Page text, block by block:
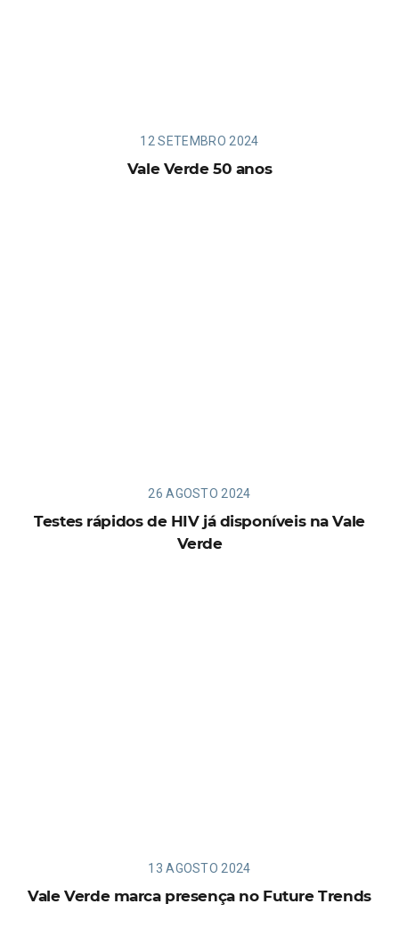
12 SETEMBRO 2024
Vale Verde 50 anos
26 AGOSTO 2024
Testes rápidos de HIV já disponíveis na Vale
Verde
13 AGOSTO 2024
Vale Verde marca presença no Future Trends